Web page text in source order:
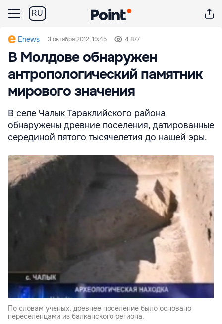
RU
Enews 3 октября 2012, 19:45 4 877
В Молдове обнаружен
антропологический памятник
мирового значения
В селе Чалык Taраклийского района
обнаружены древние поселения, датированные
серединой пятого тысячелетия до нашей эры.
По словам ученых, древнее поселение было основано
переселенцами из балканского региона.